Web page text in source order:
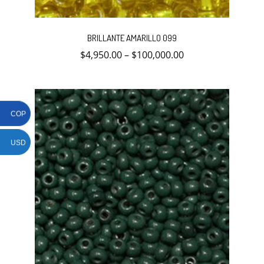
Este
tiene
múltiples
variantes.
se
pueden
elegir
en
la
página
de
producto
BRILLANTE AMARILLO 099
$4,950.00– $100,000.00
COP
USD